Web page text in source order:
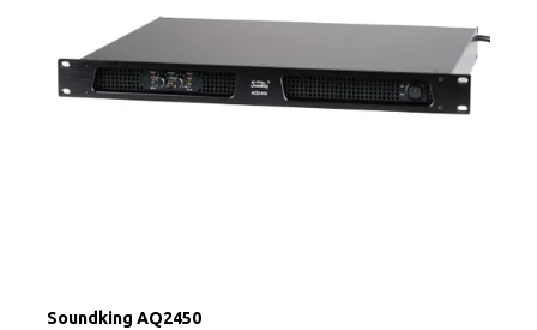
Soundking AQ2450